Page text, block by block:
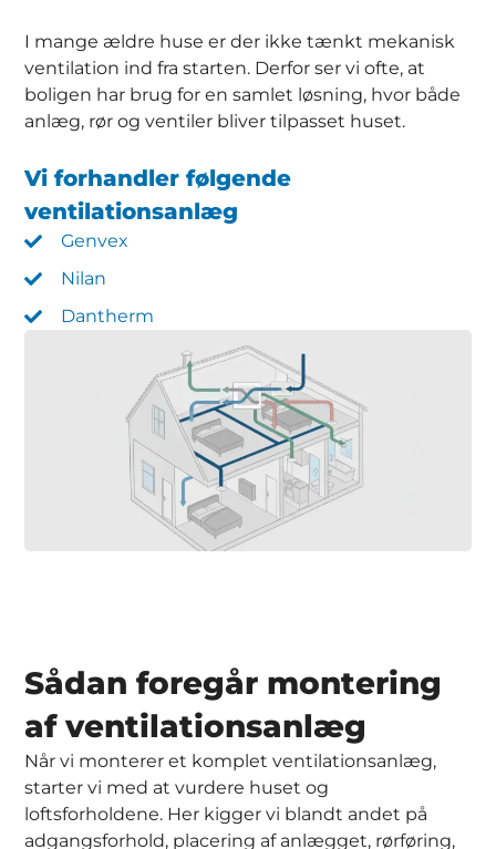
I mange ældre huse er der ikke tænkt mekanisk
ventilation ind fra starten. Derfor ser vi ofte, at
boligen har brug for en samlet løsning, hvor både
anlæg, rør og ventiler bliver tilpasset huset.
Vi forhandler følgende
ventilationsanlæg
Genvex
Nilan
Dantherm
Sådan foregår montering
af ventilationsanlæg
Når vi monterer et komplet ventilationsanlæg,
starter vi med at vurdere huset og
loftsforholdene. Her kigger vi blandt andet på
adgangsforhold, placering af anlægget, rørføring,